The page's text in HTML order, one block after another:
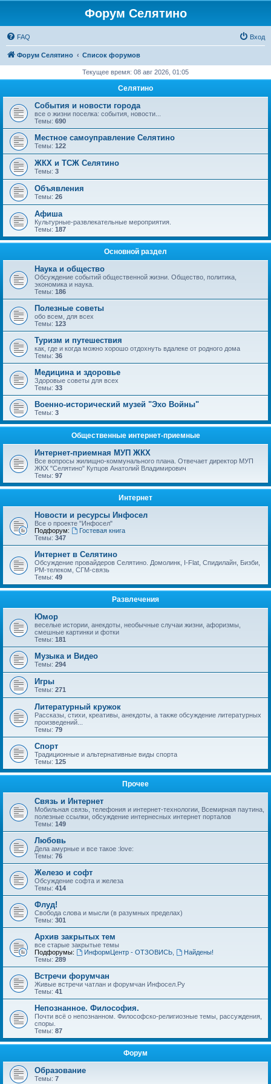
Форум Селятино
FAQ Вход
Форум Селятино Список форумов
Текущее время: 08 авг 2026, 01:05
Селятино
События и новости города
все о жизни поселка: события, новости...
Темы: 690
Местное самоуправление Селятино
Темы: 122
ЖКХ и ТСЖ Селятино
Темы: 3
Объявления
Темы: 26
Афиша
Культурные-развлекательные мероприятия.
Темы: 187
Основной раздел
Наука и общество
Обсуждение событий общественной жизни. Общество, политика,
экономика и наука.
Темы: 186
Полезные советы
обо всем, для всех
Темы: 123
Туризм и путешествия
как, где и когда можно хорошо отдохнуть вдалеке от родного дома
Темы: 36
Медицина и здоровье
Здоровые советы для всех
Темы: 33
Военно-исторический музей "Эхо Войны"
Темы: 3
Общественные интернет-приемные
Интернет-приемная МУП ЖКХ
Все вопросы жилищно-коммунального плана. Отвечает директор МУП
ЖКХ "Селятино" Купцов Анатолий Владимирович
Темы: 97
Интернет
Новости и ресурсы Инфосел
Все о проекте "Инфосел"
Подфорум:
Гостевая книга
Темы: 347
Интернет в Селятино
Обсуждение провайдеров Селятино. Домолинк, I-Flat, Спидилайн, Бизби,
РМ-телеком, СГМ-связь
Темы: 49
Развлечения
Юмор
веселые истории, анекдоты, необычные случаи жизни, афоризмы,
смешные картинки и фотки
Темы: 181
Музыка и Видео
Темы: 294
Игры
Темы: 271
Литературный кружок
Рассказы, стихи, креативы, анекдоты, а также обсуждение литературных
произведений...
Темы: 79
Спорт
Традиционные и альтернативные виды спорта
Темы: 125
Прочее
Связь и Интернет
Мобильная связь, телефония и интернет-технологии, Всемирная паутина,
полезные ссылки, обсуждение интернесных интернет порталов
Темы: 149
Любовь
Дела амурные и все такое :love:
Темы: 76
Железо и софт
Обсуждение софта и железа
Темы: 414
Флуд!
Свобода слова и мысли (в разумных пределах)
Темы: 301
Архив закрытых тем
все старые закрытые темы
Подфорумы:
ИнформЦентр - ОТЗОВИСЬ,
Найдены!
Темы: 289
Встречи форумчан
Живые встречи чатлан и форумчан Инфосел.Ру
Темы: 41
Непознанное. Философия.
Почти всё о непознанном. Философско-религиозные темы, рассуждения,
споры.
Темы: 87
Форум
Образование
Темы: 7